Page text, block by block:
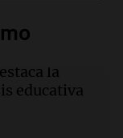
municiones
la
educativa